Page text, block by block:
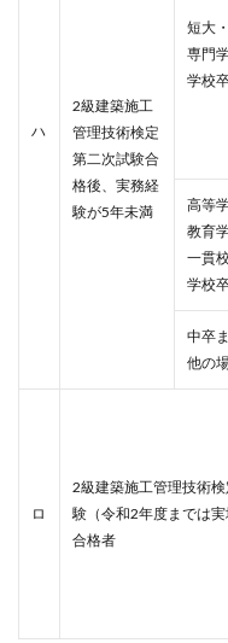
ハ
2級建築施工
管理技術検定
第二次試験合
格後、実務経
験が5年未満
短大
専門
学校
高等
教育
一貫
学校
中卒
他の
ロ
2級建築施工管理技術
験 （令和2年度までは実
合格者